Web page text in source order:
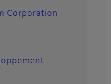
Corporation